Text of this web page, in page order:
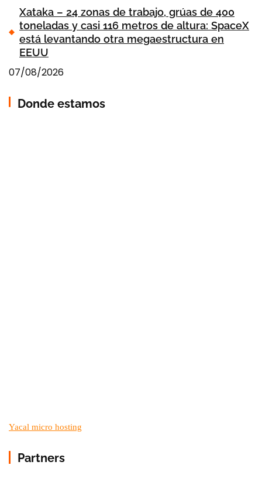
Xataka – 24 zonas de trabajo, grúas de 400
toneladas y casi 116 metros de altura: SpaceX
está levantando otra megaestructura en
EEUU
07/08/2026
Donde estamos
Yacal micro hosting
Partners